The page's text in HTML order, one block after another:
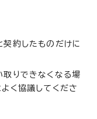
契約したものだけに
取りできなくなる場
く協議してくださ